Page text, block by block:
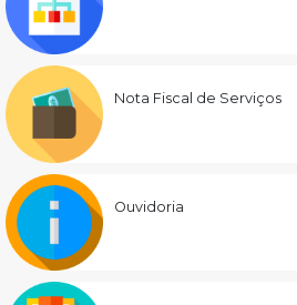
Nota Fiscal de Serviços
Ouvidoria